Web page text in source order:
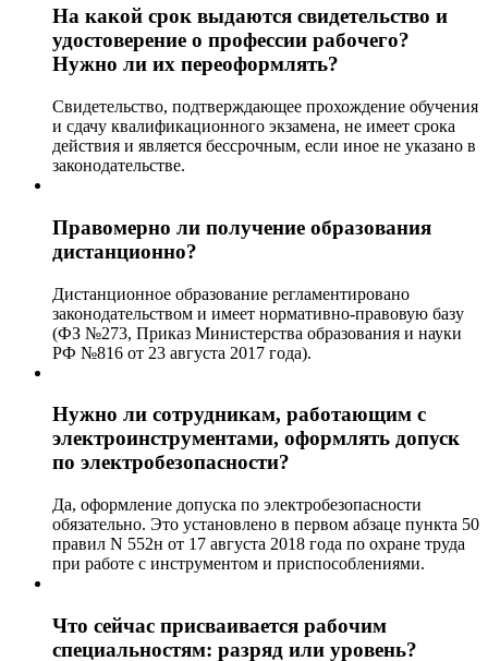
На какой срок выдаются свидетельство и
удостоверение о профессии рабочего?
Нужно ли их переоформлять?
Свидетельство, подтверждающее прохождение обучения
и сдачу квалификационного экзамена, не имеет срока
действия и является бессрочным, если иное не указано в
законодательстве.
Правомерно ли получение образования
дистанционно?
Дистанционное образование регламентировано
законодательством и имеет нормативно-правовую базу
(ФЗ №273, Приказ Министерства образования и науки
РФ №816 от 23 августа 2017 года).
Нужно ли сотрудникам, работающим с
электроинструментами, оформлять допуск
по электробезопасности?
Да, оформление допуска по электробезопасности
обязательно. Это установлено в первом абзаце пункта 50
правил N 552н от 17 августа 2018 года по охране труда
при работе с инструментом и приспособлениями.
Что сейчас присваивается рабочим
специальностям: разряд или уровень?